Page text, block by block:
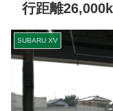
行距離
SUBARU XV